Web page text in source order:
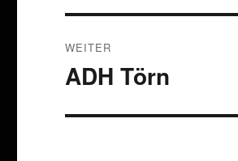
WEITER
Nächster
ADH Törn